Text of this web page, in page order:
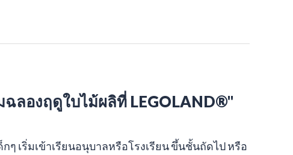
ฉลองฤดูใบไม้ผลิที่ LEGOLAND®"
เริ่มเข้าเรียนอนุบาลหรือโรงเรียน ขึ้นชั้นถัดไป หรือ